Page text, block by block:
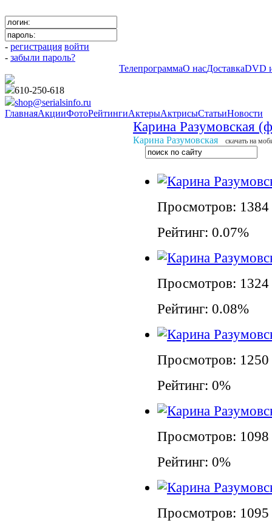
- регистрация войти
- забыли пароль?
ТелепрограммаО насДоставкаDVD
610-250-618
shop@serialsinfo.ru
ГлавнаяАкцииФотоРейтингиАктерыАктрисыСтатьиНовости
Карина Разумовская
Карина Разумовская cкачать на
Просмотров: 1384
Рейтинг: 0.07%
Просмотров: 1324
Рейтинг: 0.08%
Просмотров: 1250
Рейтинг: 0%
Просмотров: 1098
Рейтинг: 0%
Просмотров: 1095